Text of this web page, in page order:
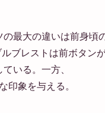
最大の違いは前身頃
ブレストは前ボタン
いる。一方、
印象を与える。